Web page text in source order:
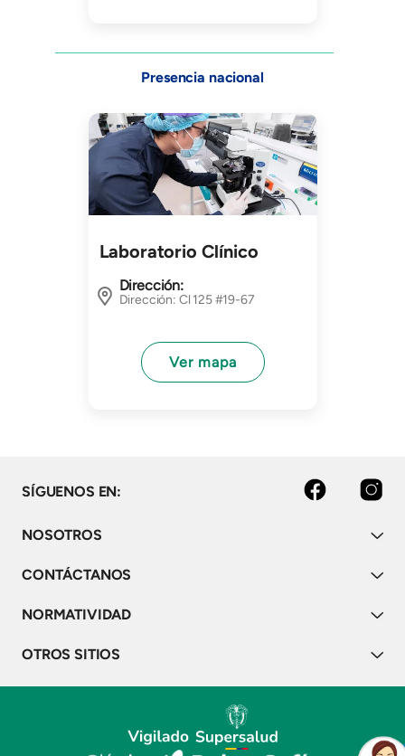
Presencia nacional
Imagen
Laboratorio Clínico
Dirección:
Dirección: Cl 125 #19-67
Ver mapa
SÍGUENOS EN: facebook instagram
NOSOTROS
CONTÁCTANOS
NORMATIVIDAD
OTROS SITIOS